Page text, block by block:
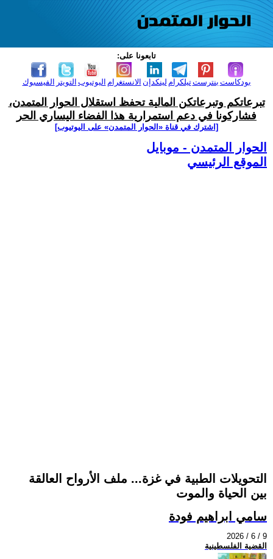
تابعونا على:
الفيسبوك التويتر اليوتيوب الانستغرام لينكدإن تيلكرامبنترست بودكاست
تبرعاتكم وتبرعاتكن المالية تحفظ استقلال الحوار المتمدن،
فشاركونا في دعم استمرارية هذا الفضاء اليساري الحر
[اشترك في قناة ‫«الحوار المتمدن» على اليوتيوب]
الحوار المتمدن - موبايل
الموقع الرئيسي
التحويلات الطبية في غزة... ملف الأرواح العالقة
بين الحياة والموت
سامي ابراهيم فودة
2026 / 6 / 9
القضية الفلسطينية